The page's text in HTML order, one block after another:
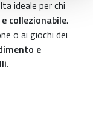
ideale per chi
collezionabile.
o ai giochi dei
e
.